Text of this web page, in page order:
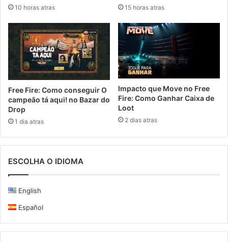
10 horas atras 15 horas atras
Free Fire: Como conseguir O
campeão tá aqui! no Bazar do
Drop
1 dia atras
Impacto que Move no Free
Fire: Como Ganhar Caixa de
Loot
2 dias atras
ESCOLHA O IDIOMA
English
Español